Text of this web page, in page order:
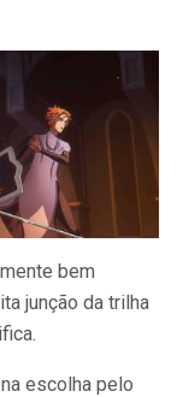
bem
junção da trilha
escolha pelo